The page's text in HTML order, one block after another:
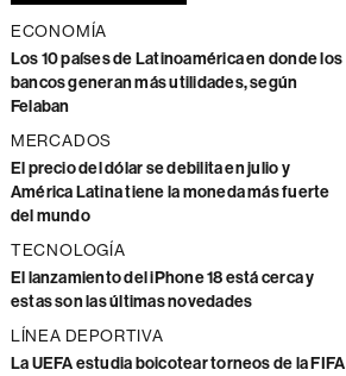
ECONOMÍA
Los 10 países de Latinoamérica en donde los
bancos generan más utilidades, según
Felaban
MERCADOS
El precio del dólar se debilita en julio y
América Latina tiene la moneda más fuerte
del mundo
TECNOLOGÍA
El lanzamiento del iPhone 18 está cerca y
estas son las últimas novedades
LÍNEA DEPORTIVA
La UEFA estudia boicotear torneos de la FIFA